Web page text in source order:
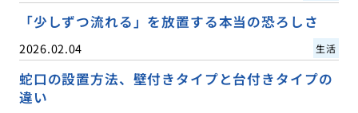
「少しずつ流れる」を放置する本当の恐ろしさ
2026.02.04 生活
蛇口の設置方法、壁付きタイプと台付きタイプの
違い